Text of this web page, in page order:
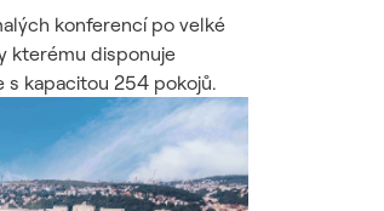
konferencí po velké
kterému disponuje
s kapacitou 254 pokojů.